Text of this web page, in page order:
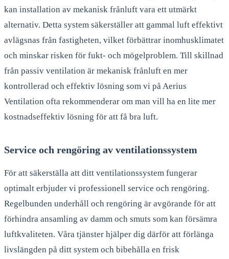
kan installation av mekanisk frånluft vara ett utmärkt
alternativ. Detta system säkerställer att gammal luft effektivt
avlägsnas från fastigheten, vilket förbättrar inomhusklimatet
och minskar risken för fukt- och mögelproblem. Till skillnad
från passiv ventilation är mekanisk frånluft en mer
kontrollerad och effektiv lösning som vi på Aerius
Ventilation ofta rekommenderar om man vill ha en lite mer
kostnadseffektiv lösning för att få bra luft.
Service och rengöring av ventilationssystem
För att säkerställa att ditt ventilationssystem fungerar
optimalt erbjuder vi professionell service och rengöring.
Regelbunden underhåll och rengöring är avgörande för att
förhindra ansamling av damm och smuts som kan försämra
luftkvaliteten. Våra tjänster hjälper dig därför att förlänga
livslängden på ditt system och bibehålla en frisk